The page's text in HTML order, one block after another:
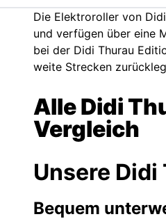
Die Elektroroller von
und verfügen über eine
bei der Didi Thurau
weite Strecken
Alle Didi
Vergleich
Unsere
Bequem